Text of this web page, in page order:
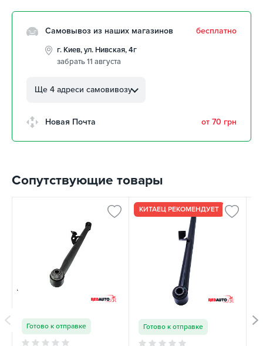
Самовывоз из наших магазинов бесплатно
г. Киев, ул. Нивская, 4г
забрать 11 августа
Автолюбителей, 8а
авторынок
г. Киев, ул. Остафия
забрать 11 августа
Ще 4 адреси самовивозу
Новая Почта от 70 грн
Сопутствующие товары
Готово к отправке
КИТАЕЦ РЕКОМЕНДУЕТ
Готово к отправке